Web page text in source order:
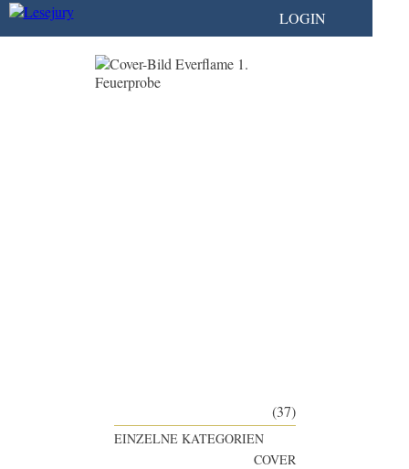
LOGIN
(37)
EINZELNE KATEGORIEN
COVER